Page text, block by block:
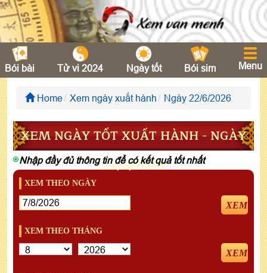
Bói bài Tử vi 2024 Ngày tốt Bói sim Menu
Home Xem ngày xuất hành Ngày 22/6/2026
XEM NGÀY TỐT XUẤT HÀNH - NGÀY
22/6/2026
Nhập đầy đủ thông tin để có kết quả tốt nhất
XEM THEO NGÀY
XEM
XEM THEO THÁNG
XEM